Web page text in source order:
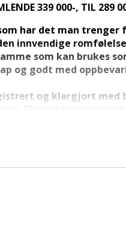
339 000-, TIL 289
har det man trenger
innvendige
som kan brukes
og godt med
og klargjort med
om ønskelig.
Knaus, Sunliving